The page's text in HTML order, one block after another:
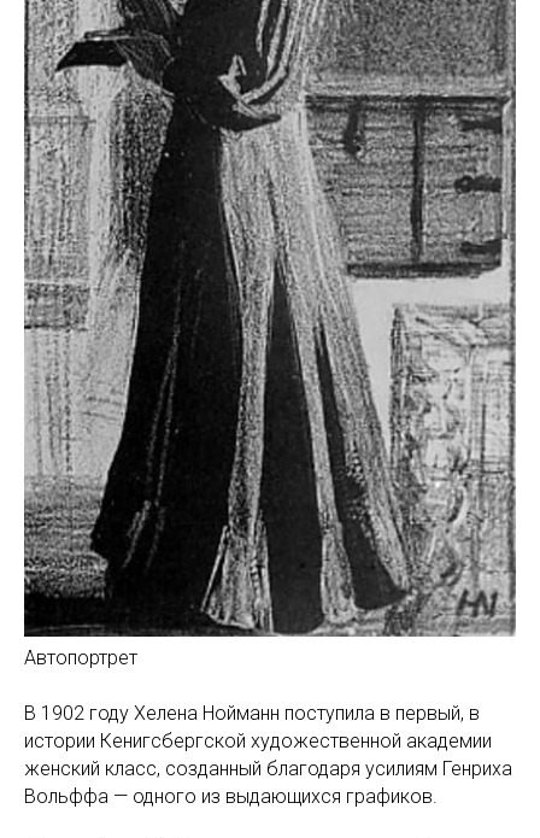
Автопортрет
В 1902 году Хелена Нойманн поступила в первый, в
истории Кенигсбергской художественной академии
женский класс, созданный благодаря усилиям Генриха
Вольффа — одного из выдающихся графиков.